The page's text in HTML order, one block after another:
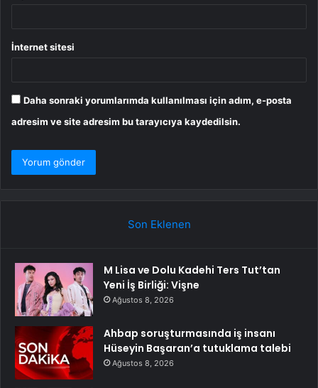
İnternet sitesi
Daha sonraki yorumlarımda kullanılması için adım, e-posta
adresim ve site adresim bu tarayıcıya kaydedilsin.
Son Eklenen
M Lisa ve Dolu Kadehi Ters Tut’tan
Yeni İş Birliği: Vişne
Ağustos 8, 2026
Ahbap soruşturmasında iş insanı
Hüseyin Başaran’a tutuklama talebi
Ağustos 8, 2026